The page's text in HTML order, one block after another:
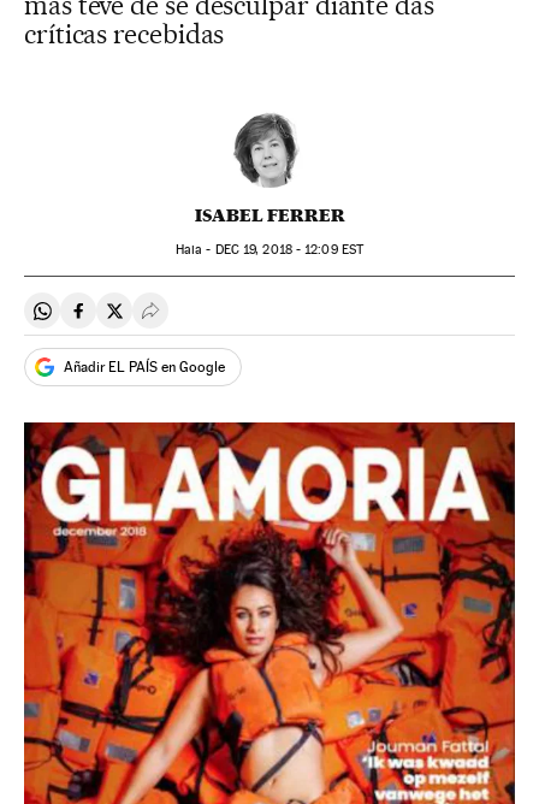
críticas recebidas
ISABEL FERRER
Haia - DEC19, 2018 - 12:09EST
Compartir en Whatsapp
Compartir en Facebook
Compartir en Twitter
Desplegar Redes Sociales
Añadir EL PAÍS en Google